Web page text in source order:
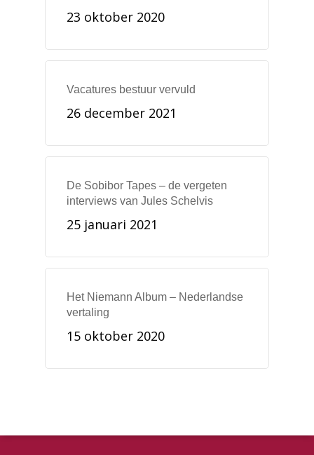
23 oktober 2020
Vacatures bestuur vervuld
26 december 2021
De Sobibor Tapes – de vergeten
interviews van Jules Schelvis
25 januari 2021
Het Niemann Album – Nederlandse
vertaling
15 oktober 2020